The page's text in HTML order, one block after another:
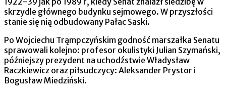
skrzydle głównego budynku sejmowego. W przyszłości
stanie się nią odbudowany Pałac Saski.
Po Wojciechu Trąmpczyńskim godność marszałka Senatu
sprawowali kolejno: profesor okulistyki Julian Szymański,
późniejszy prezydent na uchodźstwie Władysław
Raczkiewicz oraz piłsudczycy: Aleksander Prystor i
Bogusław Miedziński.